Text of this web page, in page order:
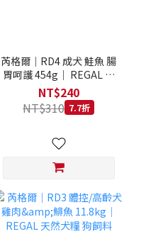
芮格爾｜RD4 成犬 鮭魚 腸
胃呵護 454g｜ REGAL 天
然犬糧 狗飼料
NT$240
NT$310 7.7折